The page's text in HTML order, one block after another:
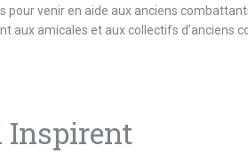
venir en aide aux anciens
aux amicales et aux collectifs d’anciens
Inspirent